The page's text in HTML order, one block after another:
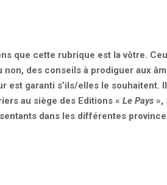
que cette rubrique est la vôtre.
des conseils à prodiguer aux
est garanti s’ils/elles le
au siège des Editions « Le Pays »,
dans les différentes